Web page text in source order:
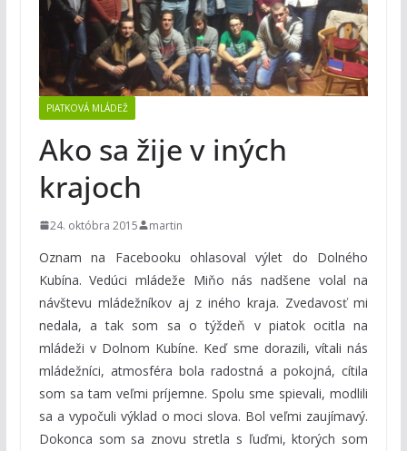
PIATKOVÁ MLÁDEŽ
Ako sa žije v iných
krajoch
24. októbra 2015 martin
Oznam na Facebooku ohlasoval výlet do Dolného
Kubína. Vedúci mládeže Miňo nás nadšene volal na
návštevu mládežníkov aj z iného kraja. Zvedavosť mi
nedala, a tak som sa o týždeň v piatok ocitla na
mládeži v Dolnom Kubíne. Keď sme dorazili, vítali nás
mládežníci, atmosféra bola radostná a pokojná, cítila
som sa tam veľmi príjemne. Spolu sme spievali, modlili
sa a vypočuli výklad o moci slova. Bol veľmi zaujímavý.
Dokonca som sa znovu stretla s ľuďmi, ktorých som